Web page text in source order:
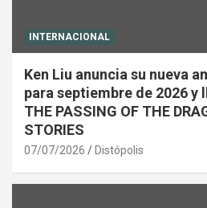
INTERNACIONAL
Ken Liu anuncia su nueva
para septiembre de 2026 y
THE PASSING OF THE
STORIES
07/07/2026 Distópolis